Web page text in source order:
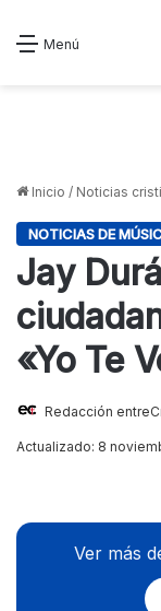
Menú
Inicio / Noticias
NOTICIAS DE
Jay
«Yo Te
Redacción
Actualizado: 8
Ver más